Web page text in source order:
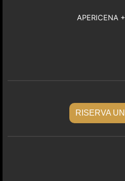
APERICENA
RISERVA